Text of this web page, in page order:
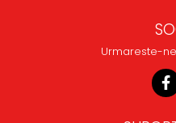
Urmareste-